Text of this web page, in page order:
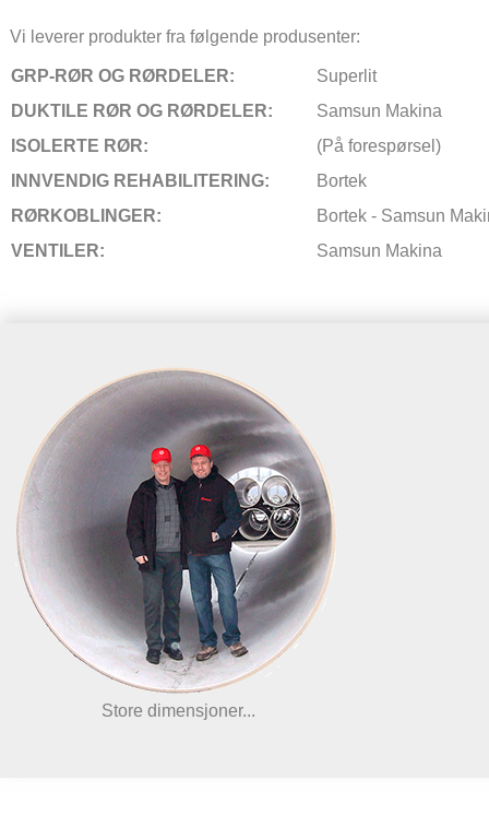
Vi leverer produkter fra følgende produsenter:
GRP-RØR OG RØRDELER:
DUKTILE RØR OG RØRDELER:
ISOLERTE RØR:
INNVENDIG REHABILITERING:
RØRKOBLINGER:
VENTILER:
Superlit
Samsun Makina
(På forespørsel)
Bortek
Bortek - Samsun
Samsun Makina
Store dimensjoner...